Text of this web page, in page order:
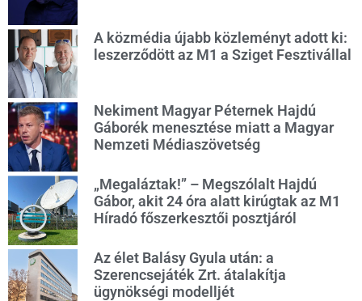
A közmédia újabb közleményt adott ki:
leszerződött az M1 a Sziget Fesztivállal
Nekiment Magyar Péternek Hajdú
Gáborék menesztése miatt a Magyar
Nemzeti Médiaszövetség
„Megaláztak!” – Megszólalt Hajdú
Gábor, akit 24 óra alatt kirúgtak az M1
Híradó főszerkesztői posztjáról
Az élet Balásy Gyula után: a
Szerencsejáték Zrt. átalakítja
ügynökségi modelljét